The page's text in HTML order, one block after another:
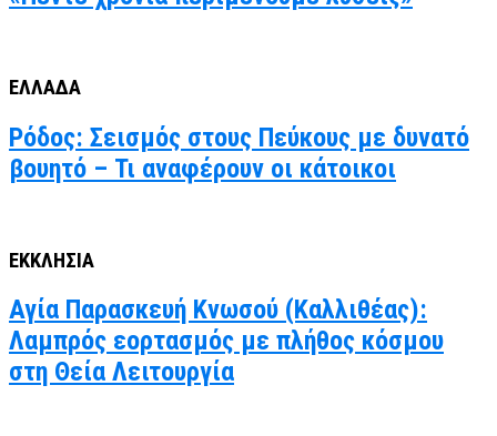
ΕΛΛΑΔΑ
Ρόδος: Σεισμός στους Πεύκους με δυνατό
βουητό – Τι αναφέρουν οι κάτοικοι
ΕΚΚΛΗΣΙΑ
Αγία Παρασκευή Κνωσού (Καλλιθέας):
Λαμπρός εορτασμός με πλήθος κόσμου
στη Θεία Λειτουργία